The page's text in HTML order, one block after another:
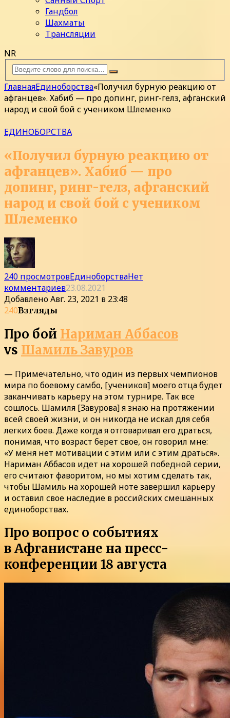
Гандбол
Шахматы
Трансляции
NR
ГлавнаяЕдиноборства«Получил бурную реакцию от
афганцев». Хабиб — про допинг, ринг-гелз, афганский
народ и свой бой с учеником Шлеменко
ЕДИНОБОРСТВА
«Получил бурную реакцию от
афганцев». Хабиб — про
допинг, ринг-гелз, афганский
народ и свой бой с учеником
Шлеменко
240 просмотровЕдиноборстваНет
комментариев23.08.2021
ДобавленоАвг. 23, 2021 в 23:48
240Взгляды
Про бой Нариман Аббасов
vs Шамиль Завуров
— Примечательно, что один из первых чемпионов
мира по боевому самбо, [учеников] моего отца будет
заканчивать карьеру на этом турнире. Так все
сошлось. Шамиля [Завурова] я знаю на протяжении
всей своей жизни, и он никогда не искал для себя
легких боев. Даже когда я отговаривал его драться,
понимая, что возраст берет свое, он говорил мне:
«У меня нет мотивации с этим или с этим драться».
Нариман Аббасов идет на хорошей победной серии,
его считают фаворитом, но мы хотим сделать так,
чтобы Шамиль на хорошей ноте завершил карьеру
и оставил свое наследие в российских смешанных
единоборствах.
Про вопрос о событиях
в Афганистане на пресс-
конференции 18 августа